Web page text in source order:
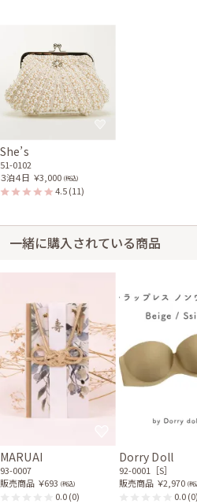
She’s
51-0102
３泊４日 ￥3,000 (税込)
4.5(11)
一緒に購入されている商品
MARUAI
93-0007
販売商品 ￥693 (税込)
0.0(0)
Dorry Doll
92-0001［S］
販売商品 ￥2,970 (税
0.0(0)